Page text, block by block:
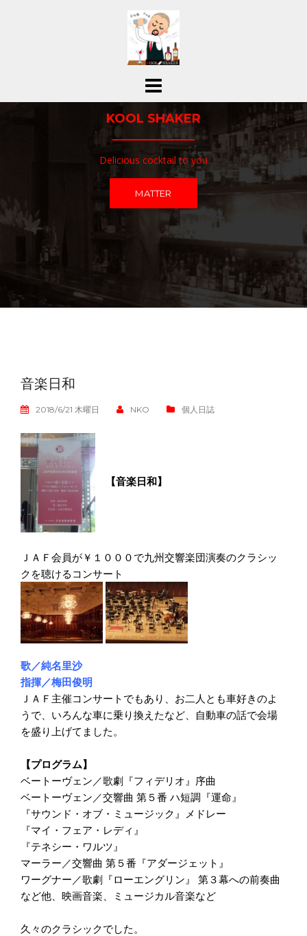
ス
KOOL SHAKER
Delicious cocktail to you
MATTER
音楽日和
2018/6/21 木曜日 NKO 個人日誌
【音楽日和】
ＪＡＦ会員が￥１０００で九州交響楽団演奏のクラシッ
クを聴けるコンサート
歌／純名里沙
指揮／梅田俊明
ＪＡＦ主催コンサートでもあり、お二人とも車好きのよ
うで、いろんな車に乗り換えたなど、自動車の話で会場
を盛り上げてました。
【プログラム】
ベートーヴェン／歌劇『フィデリオ』序曲
ベートーヴェン／交響曲 第５番 ハ短調『運命』
『サウンド・オブ・ミュージック』メドレー
『マイ・フェア・レディ』
『テネシー・ワルツ』
マーラー／交響曲 第５番『アダージェット』
ワーグナー／歌劇『ローエングリン』 第３幕への前奏曲
など他、映画音楽、ミュージカル音楽など
久々のクラシックでした。